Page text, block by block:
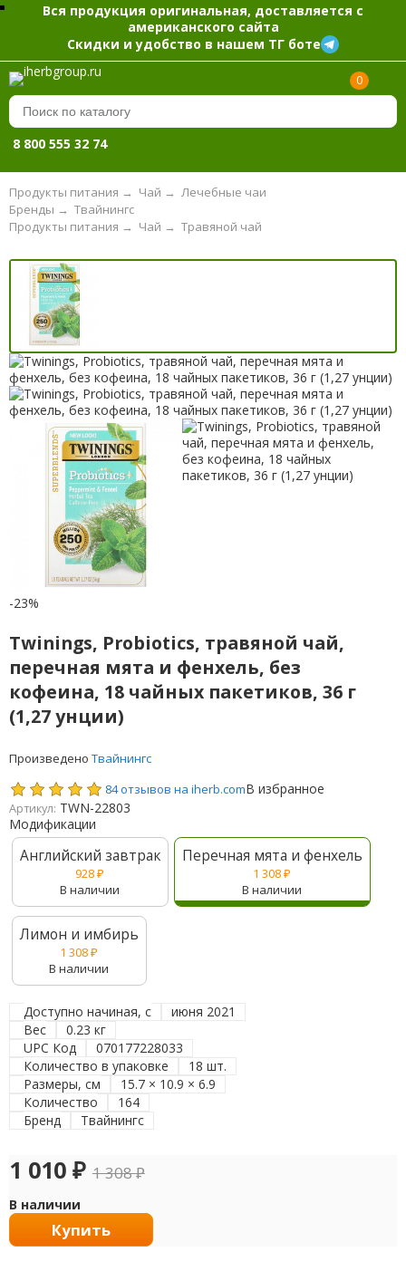
Вся продукция оригинальная, доставляется с
американского сайта
Скидки и удобство в нашем ТГ боте
0
8 800 555 32 74
Продукты питания → Чай → Лечебные чаи
Твайнингс
Бренды →
Травяной чай
Чай →
Продукты питания →
-23%
Twinings, Probiotics, травяной чай,
перечная мята и фенхель, без
кофеина, 18 чайных пакетиков, 36 г
(1,27 унции)
Произведено Твайнингс
84 отзывов на iherb.comВ избранное
Артикул: TWN-22803
Модификации
Английский завтрак
928₽
В наличии
Перечная мята и фенхель
1 308₽
В наличии
Лимон и имбирь
1 308₽
В наличии
Доступно начиная, с
июня 2021
Вес
0.23 кг
UPC Код
070177228033
Количество в упаковке
18 шт.
Размеры, см
15.7 × 10.9 × 6.9
Количество
164
Бренд
Твайнингс
1 010 ₽ 1 308₽
В наличии
Купить